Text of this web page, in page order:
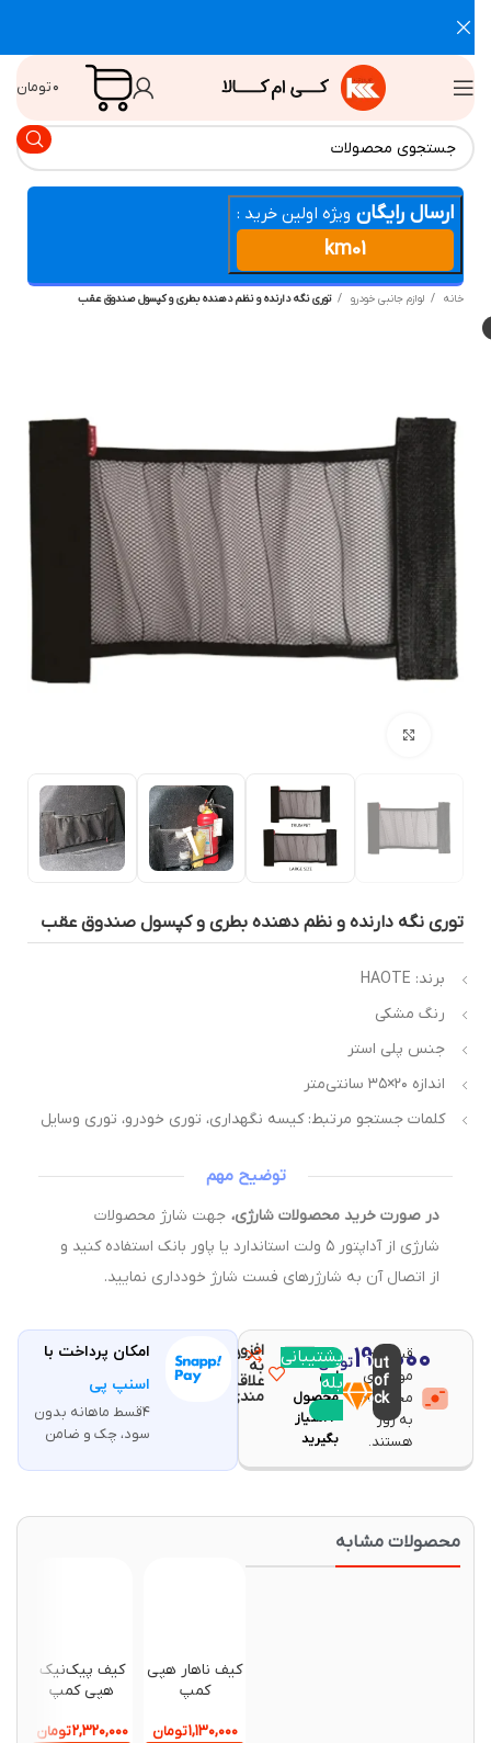
تومان
ارسال رایگان ویژه اولین خرید :
km01
لوازم جانبی خودرو توری نگه دارنده و نظم دهنده بطری و کپسول صندوق عقب
بزرگنمایی تصویر
نگه دارنده و نظم دهنده بطری و کپسول صندوق عقب
برند: HAOTE
رنگ مشکی
جنس پلی استر
اندازه ۲۰×۳۵ سانتی‌متر
کلمات جستجو مرتبط: کیسه نگهداری، توری خودرو، توری وسایل
توضیح مهم
در صورت خرید محصولات شارژی،جهت شارژ محصولات
شارژی از آداپتور ۵ ولت استاندارد یا پاور بانک استفاده کنید و
از اتصال آن به شارژرهای فست شارژ خودداری نمایید.
قیمت و
موجودی
محصولات
به روز
هستند.
۱۹۰,۰۰۰تومان
Out
of
stock
با خرید
این
محصول
امتیاز
بگیرید
پشتیبانی
بله
افزودن
به
علاقه
مندی
مقایسه
امکان پرداخت با
اسنپ پی
۴قسط ماهانه بدون
سود، چک و ضامن
محصولات مشابه
کیف ناهار هپی
کمپ
۱,۱۳۰,۰۰۰تومان
کیف پیک‌نیک
هپی کمپ
۲,۳۲۰,۰۰۰تومان